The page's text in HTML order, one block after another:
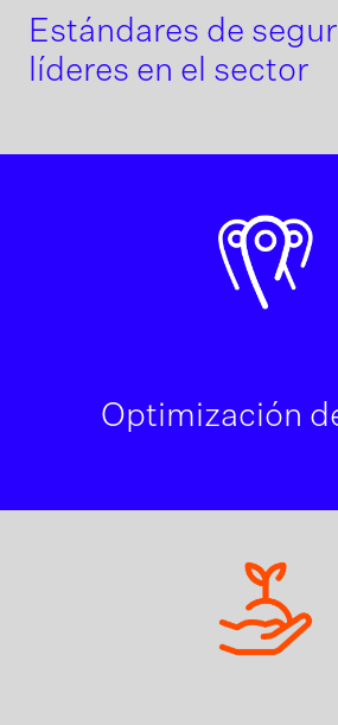
Estándares de
líderes en el sector
Optimización